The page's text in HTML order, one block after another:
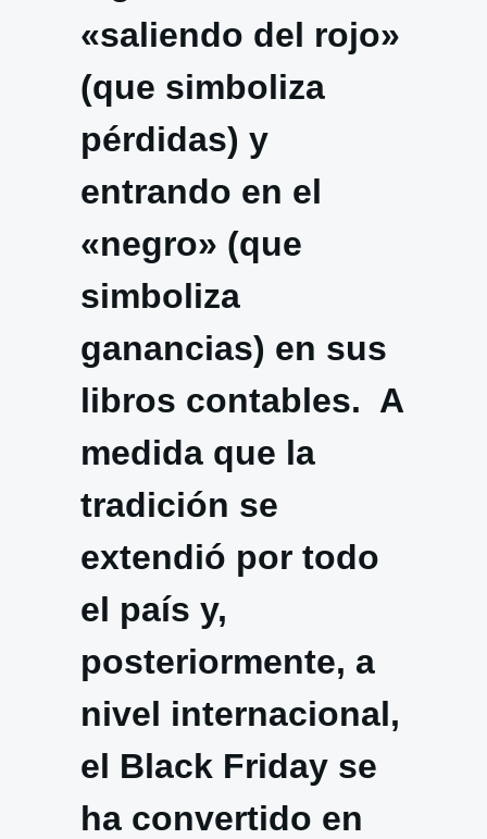
«saliendo del rojo»
(que simboliza
pérdidas) y
entrando en el
«negro» (que
simboliza
ganancias) en sus
libros contables. A
medida que la
tradición se
extendió por todo
el país y,
posteriormente, a
nivel internacional,
el Black Friday se
ha convertido en